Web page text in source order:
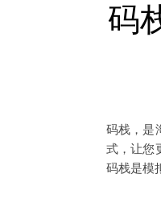
码
码栈，是
式，让您
码栈是模